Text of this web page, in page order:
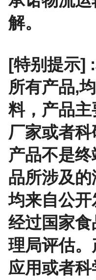
解。
[特别提示]
所有产品,
料，产品
厂家或者
产品不是
品所涉及的
均来自公
经过国家
理局评估
应用或者